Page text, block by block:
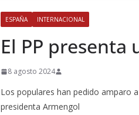
ESPAÑA INTERNACIONAL
El PP presenta
8 agosto 2024
Los populares han pedido amparo
presidenta Armengol